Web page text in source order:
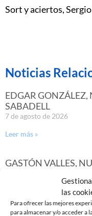
las
Para ofrecer las mejores
para almacenar y/o acceder
Sort y aciertos,
Noticias
EDGAR GONZÁLEZ,
SABADELL
7 de agosto de 2026
Leer más »
GASTÓN VALLES,
30 de julio de 2026
Leer más »